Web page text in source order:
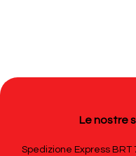
Le nostre
Spedizione Express